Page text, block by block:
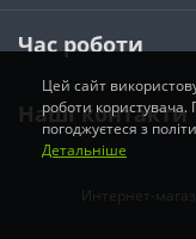
Час роботи
Наші контакти
Интернет-
Цей сайт
роботи користувача.
погоджуєтеся з
Детальніше